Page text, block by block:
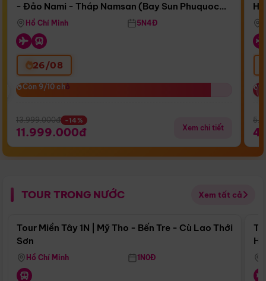
Bay Sun Phuquoc Airways
- Đảo Nami - Tháp Namsan (Bay Sun Phuquoc
Airways)
Hồ Chí Minh 5N4Đ
26/08
Còn 9/10 chỗ
Còn 9/10 chỗ
13.999.000đ -14%
11.999.000đ Xem chi tiết
TOUR TRONG NƯỚC Xem tất cả
Điểm nổi bật
Tour Miền Tây 1N | Mỹ Tho - Bến Tre - Cù Lao Thới
Sơn
Hồ Chí Minh 1N0Đ